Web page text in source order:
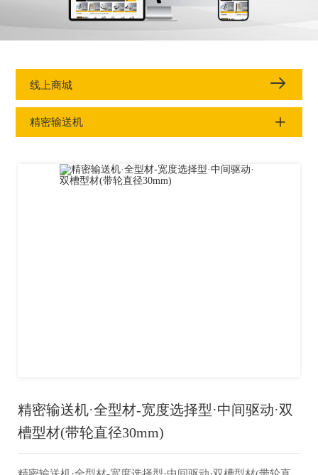
线上商城
精密输送机
精密输送机·全型材-宽度选择型·中间驱动·双
槽型材(带轮直径30mm)